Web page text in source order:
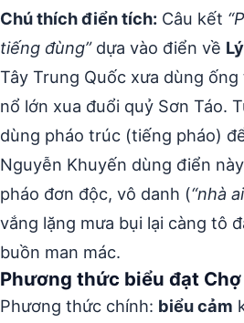
Chú thích điển tích: Câu kết
tiếng đùng”dựa vào điển về
Tây Trung Quốc xưa dùng
nổ lớn xua đuổi quỷ Sơn Táo.
dùng pháo trúc (tiếng pháo)
Nguyễn Khuyến dùng điển
pháo đơn độc, vô danh (“nhà
vắng lặng mưa bụi lại càng tô
buồn man mác.
Phương thức biểu đạt
Phương thức chính: biểu cảm